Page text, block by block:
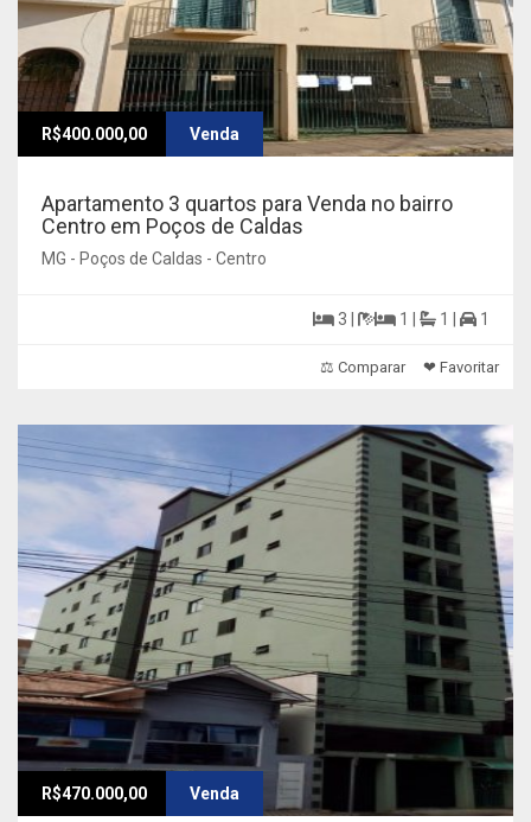
R$400.000,00 Venda
Apartamento 3 quartos para Venda no bairro
Centro em Poços de Caldas
MG - Poços de Caldas - Centro
3 | 1 | 1 | 1
⚖ Comparar ❤ Favoritar
R$470.000,00 Venda